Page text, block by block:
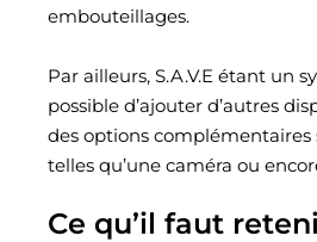
embouteillages.
Par ailleurs, S.A.V.E étant un
possible d’ajouter d’autres
des options complémentaires
telles qu’une caméra ou
Ce qu’il faut